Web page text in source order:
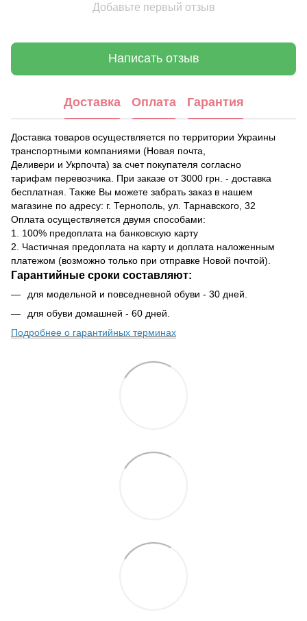
Добавьте первый отзыв
Написать отзыв
Доставка Оплата Гарантия
Доставка товаров осуществляется по территории Украины
транспортными компаниями (Новая почта,
Деливери и Укрпочта) за счет покупателя согласно
тарифам перевозчика. При заказе от 3000 грн. - доставка
бесплатная. Также Вы можете забрать заказ в нашем
магазине по адресу: г. Тернополь, ул. Тарнавского, 32
Оплата осуществляется двумя способами:
1. 100% предоплата на банковскую карту
2. Частичная предоплата на карту и доплата наложенным
платежом (возможно только при отправке Новой почтой).
Гарантийные сроки составляют:
для модельной и повседневной обуви - 30 дней.
для обуви домашней - 60 дней.
Подробнее о гарантийных терминах